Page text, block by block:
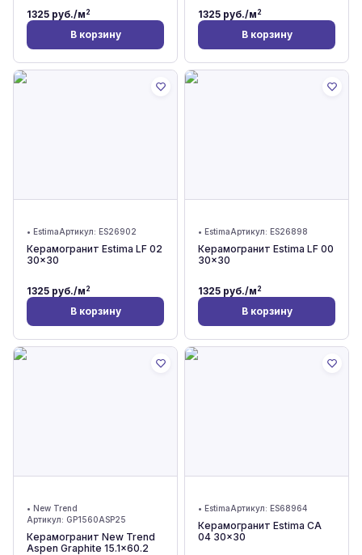
1325 руб./м2
В корзину
1325 руб./м2
В корзину
• EstimaАртикул: ES26902
Керамогранит Estima LF 02
30x30
1325 руб./м2
В корзину
• EstimaАртикул: ES26898
Керамогранит Estima LF 00
30x30
1325 руб./м2
В корзину
• New Trend
Артикул: GP1560ASP25
Керамогранит New Trend
Aspen Graphite 15.1x60.2
• EstimaАртикул: ES68964
Керамогранит Estima CA
04 30x30